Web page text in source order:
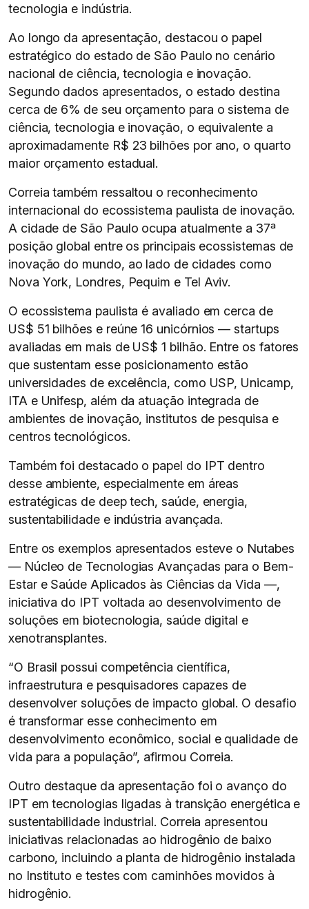
tecnologia e indústria.
Ao longo da apresentação, destacou o papel
estratégico do estado de São Paulo no cenário
nacional de ciência, tecnologia e inovação.
Segundo dados apresentados, o estado destina
cerca de 6% de seu orçamento para o sistema de
ciência, tecnologia e inovação, o equivalente a
aproximadamente R$ 23 bilhões por ano, o quarto
maior orçamento estadual.
Correia também ressaltou o reconhecimento
internacional do ecossistema paulista de inovação.
A cidade de São Paulo ocupa atualmente a 37ª
posição global entre os principais ecossistemas de
inovação do mundo, ao lado de cidades como
Nova York, Londres, Pequim e Tel Aviv.
O ecossistema paulista é avaliado em cerca de
US$ 51 bilhões e reúne 16 unicórnios — startups
avaliadas em mais de US$ 1 bilhão. Entre os fatores
que sustentam esse posicionamento estão
universidades de excelência, como USP, Unicamp,
ITA e Unifesp, além da atuação integrada de
ambientes de inovação, institutos de pesquisa e
centros tecnológicos.
Também foi destacado o papel do IPT dentro
desse ambiente, especialmente em áreas
estratégicas de deep tech, saúde, energia,
sustentabilidade e indústria avançada.
Entre os exemplos apresentados esteve o Nutabes
— Núcleo de Tecnologias Avançadas para o Bem-
Estar e Saúde Aplicados às Ciências da Vida —,
iniciativa do IPT voltada ao desenvolvimento de
soluções em biotecnologia, saúde digital e
xenotransplantes.
“O Brasil possui competência científica,
infraestrutura e pesquisadores capazes de
desenvolver soluções de impacto global. O desafio
é transformar esse conhecimento em
desenvolvimento econômico, social e qualidade de
vida para a população”, afirmou Correia.
Outro destaque da apresentação foi o avanço do
IPT em tecnologias ligadas à transição energética e
sustentabilidade industrial. Correia apresentou
iniciativas relacionadas ao hidrogênio de baixo
carbono, incluindo a planta de hidrogênio instalada
no Instituto e testes com caminhões movidos à
hidrogênio.